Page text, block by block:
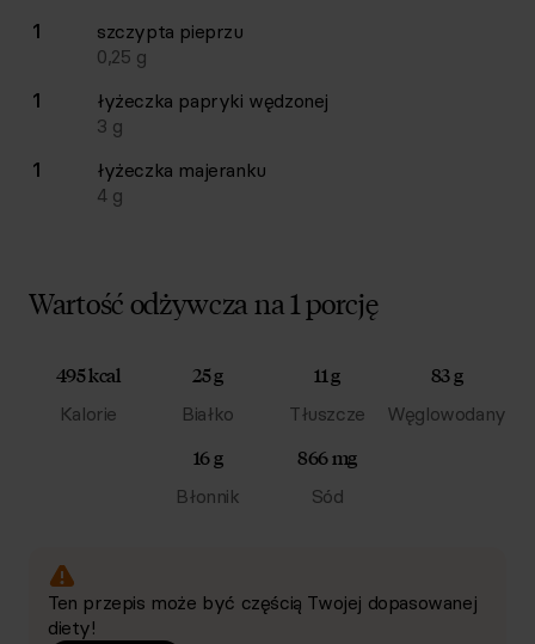
1
szczypta pieprzu
0,25 g
1
łyżeczka papryki wędzonej
3 g
1
łyżeczka majeranku
4g
Wartość odżywcza na 1 porcję
495 kcal
Kalorie
25 g
Białko
11 g
Tłuszcze
83 g
Węglowodany
16 g
Błonnik
866 mg
Sód
Ten przepis może być częścią Twojej dopasowanej
diety!